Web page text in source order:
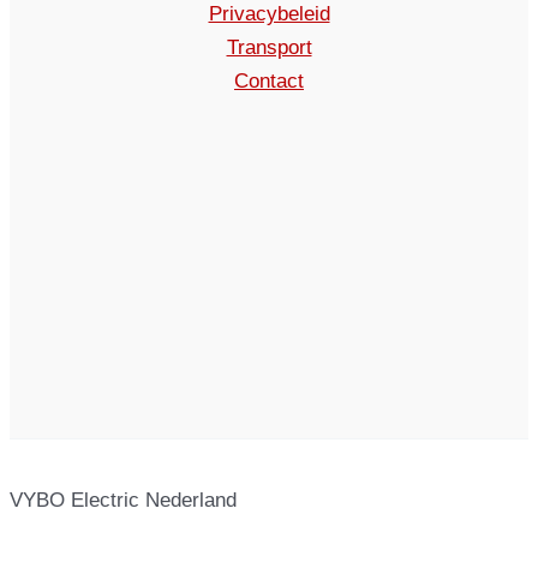
Privacybeleid
Transport
Contact
VYBO Electric Nederland